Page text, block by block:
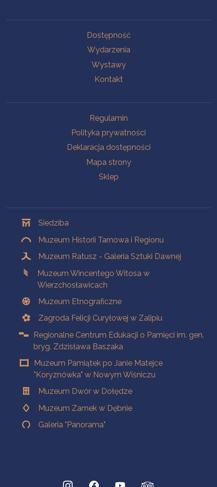
Dostępność
Wydarzenia
Wystawy
Kontakt
Regulamin
Polityka prywatności
Deklaracja dostępności
Mapa strony
Sklep
Siedziba
Muzeum Historii Tarnowa i Regionu
Muzeum Ratusz - Galeria Sztuki Dawnej
Muzeum Wincentego Witosa w
Wierzchosławicach
Muzeum Etnograficzne
Zagroda Felicji Curyłowej w Zalipiu
Regionalne Centrum Edukacji o Pamięci im. gen.
bryg. Zdzisława Baszaka
Muzeum Pamiątek po Janie Matejce
"Koryznówka" w Nowym Wiśniczu
Muzeum Dwór w Dołędze
Muzeum Zamek w Dębnie
Galeria "Panorama"